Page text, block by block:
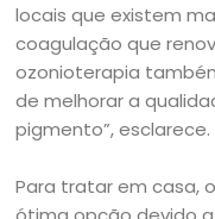
locais que existem
coagulação que
ozonioterapia
de melhorar a
pigmento”, esclarece.
Para tratar em casa,